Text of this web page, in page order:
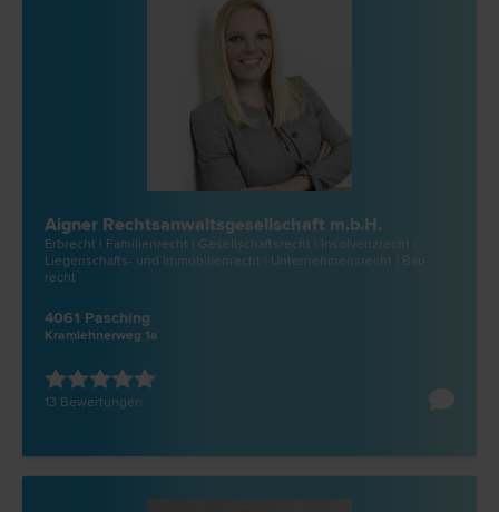
Aigner Rechtsanwaltsgesellschaft m.b.H.
Erb­recht | Familien­recht | Gesellschafts­recht | Insolvenz­recht |
Liegenschafts- und Immobilien­recht | Unternehmens­recht | Bau­
recht
4061 Pasching
Kramlehnerweg 1a
13 Bewertungen